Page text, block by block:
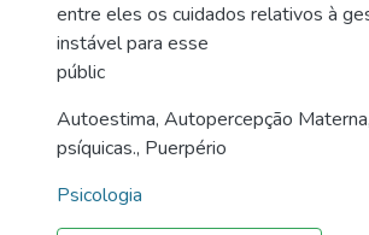
entre eles os cuidados relativos à
instável para esse
públic
Autoestima, Autopercepção Materna,
psíquicas., Puerpério
Psicologia